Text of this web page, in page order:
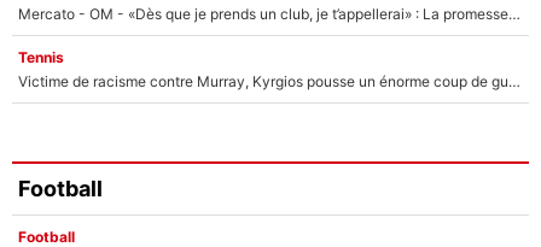
Mercato - OM - «Dès que je prends un club, je t’appellerai» : La promesse de Marcelino au moment de claquer la porte
Tennis
Victime de racisme contre Murray, Kyrgios pousse un énorme coup de gueule !
Football
Football